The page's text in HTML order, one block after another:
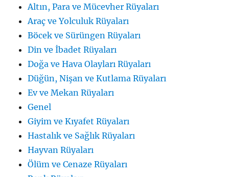
Altın, Para ve Mücevher Rüyaları
Araç ve Yolculuk Rüyaları
Böcek ve Sürüngen Rüyaları
Din ve İbadet Rüyaları
Doğa ve Hava Olayları Rüyaları
Düğün, Nişan ve Kutlama Rüyaları
Ev ve Mekan Rüyaları
Genel
Giyim ve Kıyafet Rüyaları
Hastalık ve Sağlık Rüyaları
Hayvan Rüyaları
Ölüm ve Cenaze Rüyaları